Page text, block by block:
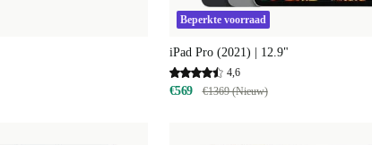
Beperkte voorraad
iPad Pro (2021) | 12.9"
4,6
€569 €1369 (Nieuw)